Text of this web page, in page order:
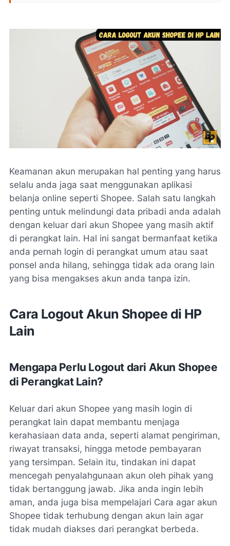
Keamanan akun merupakan hal penting yang harus
selalu anda jaga saat menggunakan aplikasi
belanja online seperti Shopee. Salah satu langkah
penting untuk melindungi data pribadi anda adalah
dengan keluar dari akun Shopee yang masih aktif
di perangkat lain. Hal ini sangat bermanfaat ketika
anda pernah login di perangkat umum atau saat
ponsel anda hilang, sehingga tidak ada orang lain
yang bisa mengakses akun anda tanpa izin.
Cara Logout Akun Shopee di HP
Lain
Mengapa Perlu Logout dari Akun Shopee
di Perangkat Lain?
Keluar dari akun Shopee yang masih login di
perangkat lain dapat membantu menjaga
kerahasiaan data anda, seperti alamat pengiriman,
riwayat transaksi, hingga metode pembayaran
yang tersimpan. Selain itu, tindakan ini dapat
mencegah penyalahgunaan akun oleh pihak yang
tidak bertanggung jawab. Jika anda ingin lebih
aman, anda juga bisa mempelajari Cara agar akun
Shopee tidak terhubung dengan akun lain agar
tidak mudah diakses dari perangkat berbeda.